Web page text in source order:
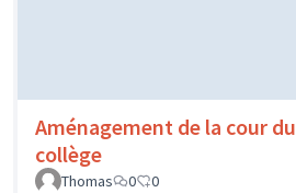
Aménagement de la cour du
collège
Thomas
0 0